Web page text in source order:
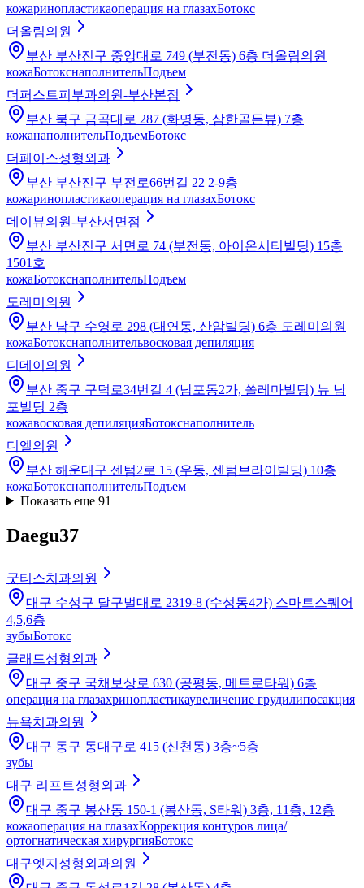
кожаринопластикаоперация на глазахБотокс
더올림의원
부산 부산진구 중앙대로 749 (부전동) 6층 더올림의원
кожаБотокснаполнительПодъем
더퍼스트피부과의원-부산본점
부산 북구 금곡대로 287 (화명동, 삼한골든뷰) 7층
кожанаполнительПодъемБотокс
더페이스성형외과
부산 부산진구 부전로66번길 22 2-9층
кожаринопластикаоперация на глазахБотокс
데이뷰의원-부산서면점
부산 부산진구 서면로 74 (부전동, 아이온시티빌딩) 15층
1501호
кожаБотокснаполнительПодъем
도레미의원
부산 남구 수영로 298 (대연동, 산암빌딩) 6층 도레미의원
кожаБотокснаполнительвосковая депиляция
디데이의원
부산 중구 구덕로34번길 4 (남포동2가, 쏠레마빌딩) 뉴 남
포빌딩 2층
кожавосковая депиляцияБотокснаполнитель
디엘의원
부산 해운대구 센텀2로 15 (우동, 센텀브라이빌딩) 10층
кожаБотокснаполнительПодъем
Показать еще 91
Daegu37
굿티스치과의원
대구 수성구 달구벌대로 2319-8 (수성동4가) 스마트스퀘어
4,5,6층
зубыБотокс
글래드성형외과
대구 중구 국채보상로 630 (공평동, 메트로타워) 6층
операция на глазахринопластикаувеличение грудилипосакция
뉴욕치과의원
대구 동구 동대구로 415 (신천동) 3층~5층
зубы
대구 리프트성형외과
대구 중구 봉산동 150-1 (봉산동, S타워) 3층, 11층, 12층
кожаоперация на глазахКоррекция контуров лица/
ортогнатическая хирургияБотокс
대구엣지성형외과의원